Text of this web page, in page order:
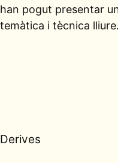
han pogut presentar
temàtica i tècnica lliure.
Derives